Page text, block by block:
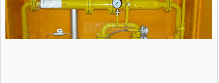
РЕГУЛЯТОРЫ ДАВЛЕНИЯ ГАЗА
КЛАПАНЫ ПРЕДОХРАНИТЕЛЬНЫЕ